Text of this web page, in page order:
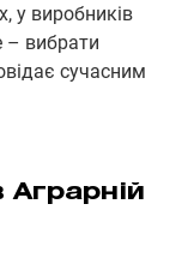
у виробників
– вибрати
сучасним
Аграрній